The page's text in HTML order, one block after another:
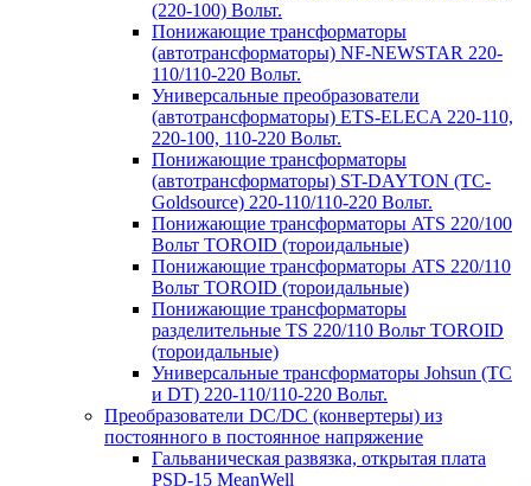
(220-100) Вольт.
Понижающие трансформаторы
(автотрансформаторы) NF-NEWSTAR 220-
110/110-220 Вольт.
Универсальные преобразователи
(автотрансформаторы) ETS-ELECA 220-110,
220-100, 110-220 Вольт.
Понижающие трансформаторы
(автотрансформаторы) ST-DAYTON (TC-
Goldsource) 220-110/110-220 Вольт.
Понижающие трансформаторы ATS 220/100
Вольт TOROID (тороидальные)
Понижающие трансформаторы ATS 220/110
Вольт TOROID (тороидальные)
Понижающие трансформаторы
разделительные TS 220/110 Вольт TOROID
(тороидальные)
Универсальные трансформаторы Johsun (TС
и DT) 220-110/110-220 Вольт.
Преобразователи DC/DC (конвертеры) из
постоянного в постоянное напряжение
Гальваническая развязка, открытая плата
PSD-15 MeanWell